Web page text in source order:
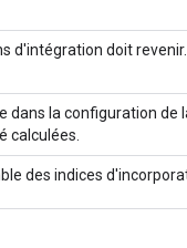
d'intégration doit revenir.
dans la configuration
calculées.
des indices